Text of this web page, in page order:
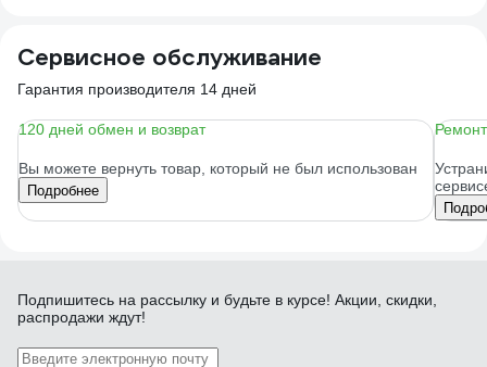
Сервисное обслуживание
Гарантия производителя 14 дней
120 дней обмен и возврат
Вы можете вернуть товар, который не был использован
Подробнее
Подпишитесь на рассылку и будьте в курсе! Акции, скидки,
распродажи ждут!